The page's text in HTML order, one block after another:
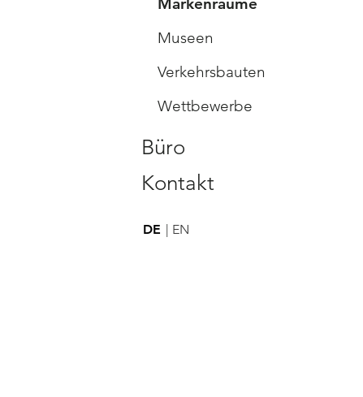
Museen
Verkehrsbauten
Wettbewerbe
Büro
Kontakt
DE EN